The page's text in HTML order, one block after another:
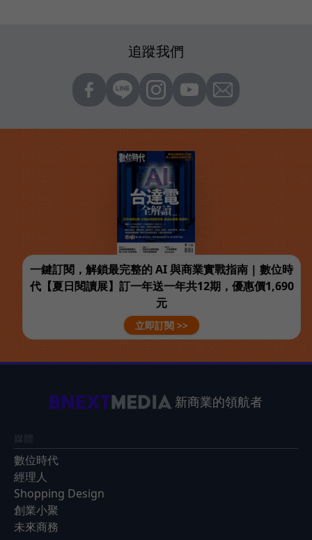
追蹤我們
一鍵訂閱，解鎖最完整的 AI 與商業實戰指南 | 數位時
代【夏日閱讀展】訂一年送一年共12期，優惠價1,690
元
立即訂閱 >>
新商業的領航者
媒體
數位時代
經理人
Shopping Design
創業小聚
未來商務